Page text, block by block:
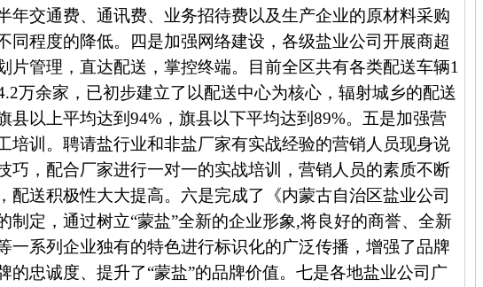
年交通费、通讯费、业务招待费以及生产企业的原材料采购
同程度的降低。四是加强网络建设，各级盐业公司开展商超
片管理，直达配送，掌控终端。目前全区共有各类配送车辆1
万余家，已初步建立了以配送中心为核心，辐射城乡的配送
县以上平均达到94% ，旗县以下平均达到89%。五是加强营
培训。聘请盐行业和非盐厂家有实战经验的营销人员现身说
巧，配合厂家进行一对一的实战培训，营销人员的素质不断
配送积极性大大提高。六是完成了《内蒙古自治区盐业公司
制定，通过树立“蒙盐”全新的企业形象,将良好的商誉、全新
一系列企业独有的特色进行标识化的广泛传播，增强了品牌
的忠诚度、提升了“蒙盐”的品牌价值。七是各地盐业公司广